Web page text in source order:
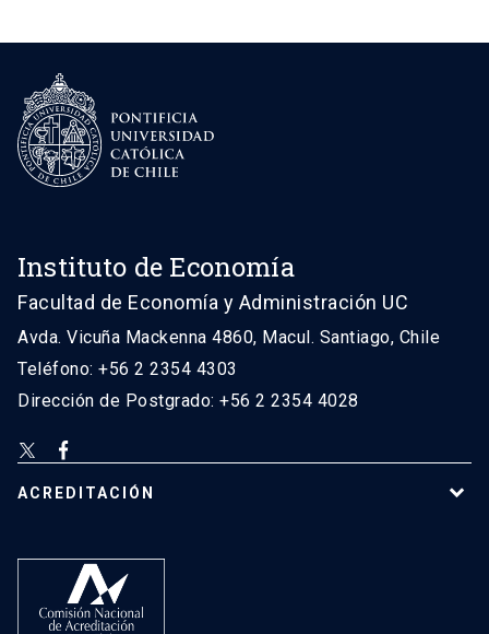
Instituto de Economía
Facultad de Economía y Administración UC
Avda. Vicuña Mackenna 4860, Macul. Santiago, Chile
Teléfono: +56 2 2354 4303
Dirección de Postgrado: +56 2 2354 4028
ACREDITACIÓN